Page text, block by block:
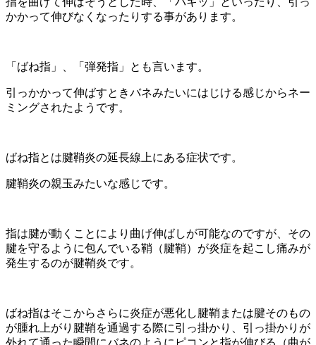
かかって伸びなくなったりする事があります。
「ばね指」、「弾発指」とも言います。
引っかかって伸ばすときバネみたいにはじける感じからネー
ミングされたようです。
ばね指とは腱鞘炎の延長線上にある症状です。
腱鞘炎の親玉みたいな感じです。
指は腱が動くことにより曲げ伸ばしが可能なのですが、その
腱を守るように包んでいる鞘（腱鞘）が炎症を起こし痛みが
発生するのが腱鞘炎です。
ばね指はそこからさらに炎症が悪化し腱鞘または腱そのもの
が腫れ上がり腱鞘を通過する際に引っ掛かり、引っ掛かりが
外れて通った瞬間にバネのようにピコンと指が伸びる（曲が